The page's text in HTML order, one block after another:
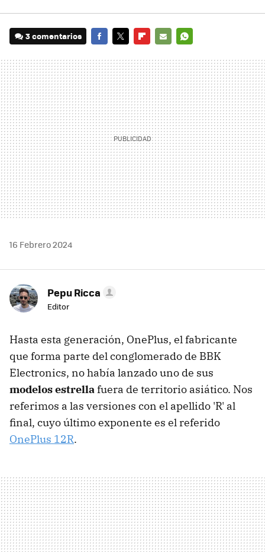
3 comentarios
MAIL
16 Febrero 2024
Pepu Ricca
Editor
Hasta esta generación, OnePlus, el fabricante
que forma parte del conglomerado de BBK
Electronics, no había lanzado uno de sus
modelos estrellafuera de territorio asiático. Nos
referimos a las versiones con el apellido 'R' al
final, cuyo último exponente es el referido
OnePlus 12R.